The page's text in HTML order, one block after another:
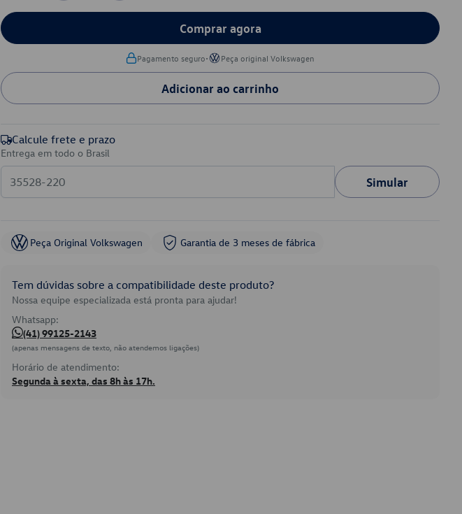
Comprar agora
Pagamento seguro• Peça original Volkswagen
Adicionar ao carrinho
Calcule frete e prazo
Entrega em todo o Brasil
Simular
Peça Original Volkswagen Garantia de 3 meses de fábrica
Tem dúvidas sobre a compatibilidade deste produto?
Nossa equipe especializada está pronta para ajudar!
Whatsapp:
(41) 99125-2143
(apenas mensagens de texto, não atendemos ligações)
Horário de atendimento:
Segunda à sexta, das 8h às 17h.